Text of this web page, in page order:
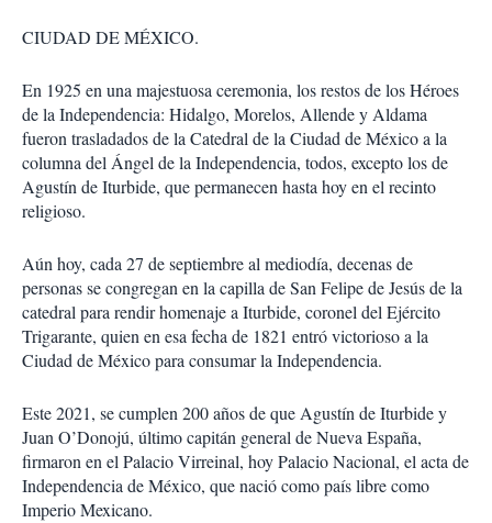
CIUDAD DE MÉXICO.
En 1925 en una majestuosa ceremonia, los restos de los Héroes
de la Independencia: Hidalgo, Morelos, Allende y Aldama
fueron trasladados de la Catedral de la Ciudad de México a la
columna del Ángel de la Independencia, todos, excepto los de
Agustín de Iturbide, que permanecen hasta hoy en el recinto
religioso.
Aún hoy, cada 27 de septiembre al mediodía, decenas de
personas se congregan en la capilla de San Felipe de Jesús de la
catedral para rendir homenaje a Iturbide, coronel del Ejército
Trigarante, quien en esa fecha de 1821 entró victorioso a la
Ciudad de México para consumar la Independencia.
Este 2021, se cumplen 200 años de que Agustín de Iturbide y
Juan O’Donojú, último capitán general de Nueva España,
firmaron en el Palacio Virreinal, hoy Palacio Nacional, el acta de
Independencia de México, que nació como país libre como
Imperio Mexicano.